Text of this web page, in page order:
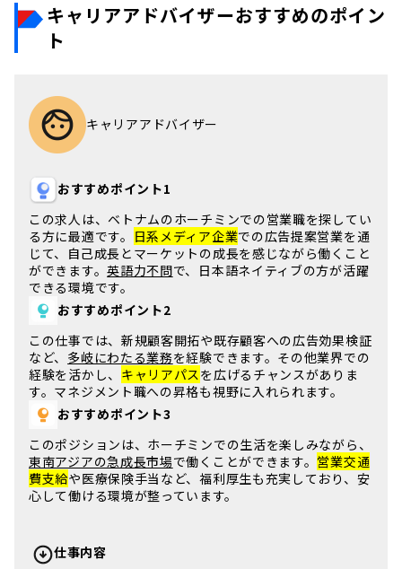
キャリアアドバイザーおすすめのポイン
ト
キャリアアドバイザー
おすすめポイント1
この求人は、 ベトナムのホーチミンでの営業職を探してい
る方に最適です。 日系メディア企業での広告提案営業を通
じて、 自己成長 とマーケットの成長を感じながら働くこと
ができます。英語力不問で、 日本語ネイティブの方が活躍
できる環境です。
おすすめポイント2
この仕事では、 新規顧客開拓や既存顧客への広告効果検証
など、 多岐にわたる業務を経験できます。 その他業界での
経験を活かし、 キャリアパス を広げるチャンスがありま
す。 マネジメント職への昇格も視野に入れられます。
おすすめポイント3
このポジションは、 ホーチミンでの生活を楽しみながら、
東南アジアの急成長市場で働くことができます。 営業交通
費支給や医療保険手当 など、福利厚生も充実しており、安
心して働ける環境が整っています。
仕事内容